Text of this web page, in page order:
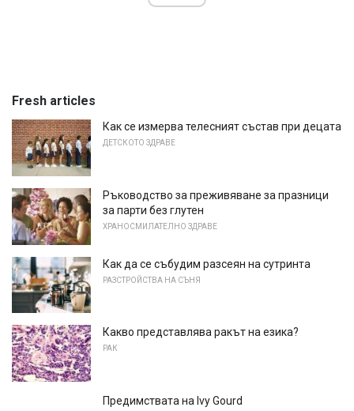
Fresh articles
Как се измерва телесният състав при децата
ДЕТСКОТО ЗДРАВЕ
Ръководство за преживяване за празници
за парти без глутен
ХРАНОСМИЛАТЕЛНО ЗДРАВЕ
Как да се събудим разсеян на сутринта
РАЗСТРОЙСТВА НА СЪНЯ
Какво представлява ракът на езика?
РАК
Предимствата на Ivy Gourd